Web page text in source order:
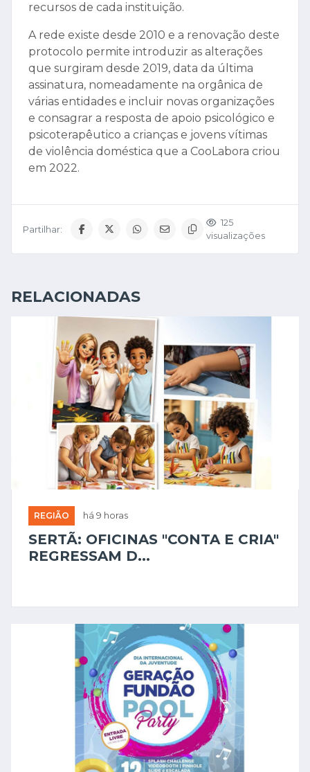
recursos de cada instituição.
A rede existe desde 2010 e a renovação deste
protocolo permite introduzir as alterações
que surgiram desde 2019, data da última
assinatura, nomeadamente na orgânica de
várias entidades e incluir novas organizações
e consagrar a resposta de apoio psicológico e
psicoterapêutico a crianças e jovens vítimas
de violência doméstica que a CooLabora criou
em 2022.
Partilhar:
125
visualizações
RELACIONADAS
REGIÃO há 9 horas
SERTÃ: OFICINAS "CONTA E CRIA"
REGRESSAM D...